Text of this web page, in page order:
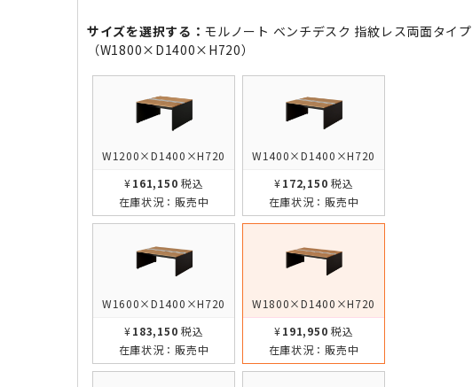
サイズを選択する： モルノート ベンチデスク 指紋レス両面タイプ
（W1800×D1400×H720）
W1200×D1400×H720
¥161,150 税込
在庫状況： 販売中
W1400×D1400×H720
¥172,150 税込
在庫状況： 販売中
W1600×D1400×H720
¥183,150 税込
在庫状況： 販売中
W1800×D1400×H720
¥191,950 税込
在庫状況： 販売中